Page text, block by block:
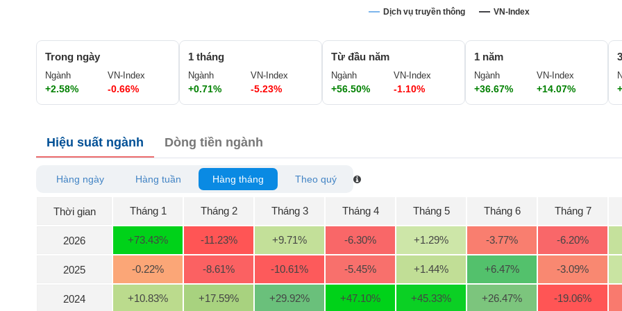
Dịch vụ truyền thông VN-Index
Trong ngày
Ngành
+2.58%
VN-Index
-0.66%
1 tháng
Ngành
+0.71%
VN-Index
-5.23%
Từ đầu năm
Ngành
+56.50%
VN-Index
-1.10%
1 năm
Ngành
+36.67%
VN-Index
+14.07%
Hiệu suất ngành Dòng tiền ngành
Hàng ngày Hàng tuần Hàng tháng Theo quý
Thời gian
2026
2025
2024
Tháng 1 Tháng 2 Tháng 3 Tháng 4 Tháng 5 Tháng 6 Tháng 7
+73.43% -11.23% +9.71% -6.30% +1.29% -3.77% -6.20%
-0.22% -8.61% -10.61% -5.45% +1.44% +6.47% -3.09%
+10.83% +17.59% +29.92% +47.10% +45.33% +26.47% -19.06%
ĐÔNG
DƯƠNG
NHÂN
PHÂN
VIETSTOCKFINANCE